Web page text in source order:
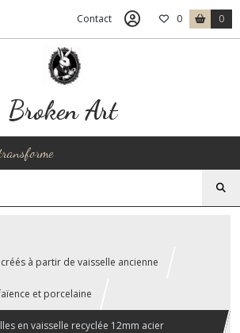
Contact 0 0
Broken Art
à partir de vaisselle ancienne
et porcelaine
en vaisselle recyclée 12mm acier